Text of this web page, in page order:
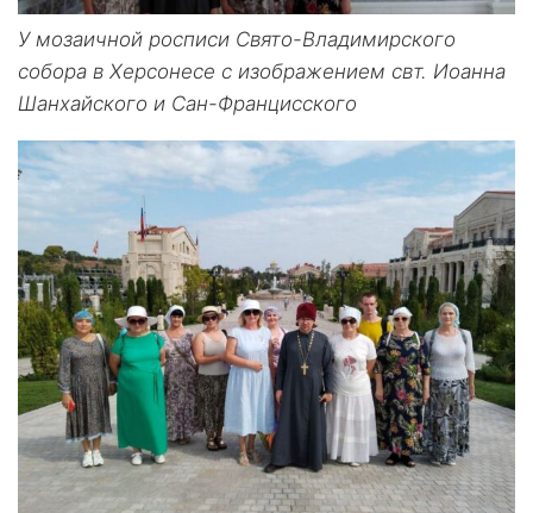
У мозаичной росписи Свято-Владимирского
собора в Херсонесе с изображением свт. Иоанна
Шанхайского и Сан-Францисского